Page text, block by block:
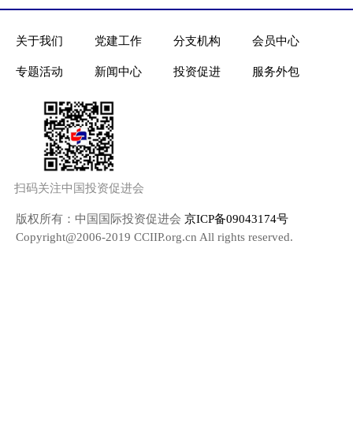
关于我们 党建工作 分支机构 会员中心
专题活动 新闻中心 投资促进 服务外包
扫码关注中国投资促进会
版权所有：中国国际投资促进会 京ICP备09043174号
Copyright@2006-2019 CCIIP.org.cn All rights reserved.